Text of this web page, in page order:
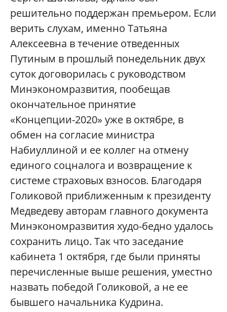
решительно поддержан премьером. Если
верить слухам, именно Татьяна
Алексеевна в течение отведенных
Путиным в прошлый понедельник двух
суток договорилась с руководством
Минэкономразвития, пообещав
окончательное принятие
«Концепции-2020» уже в октябре, в
обмен на согласие министра
Набиуллиной и ее коллег на отмену
единого соцналога и возвращение к
системе страховых взносов. Благодаря
Голиковой приближенным к президенту
Медведеву авторам главного документа
Минэкономразвития худо-бедно удалось
сохранить лицо. Так что заседание
кабинета 1 октября, где были приняты
перечисленные выше решения, уместно
назвать победой Голиковой, а не ее
бывшего начальника Кудрина.